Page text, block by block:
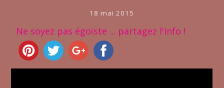
18 mai 2015
Ne soyez pas égoïste ... partagez l'info !